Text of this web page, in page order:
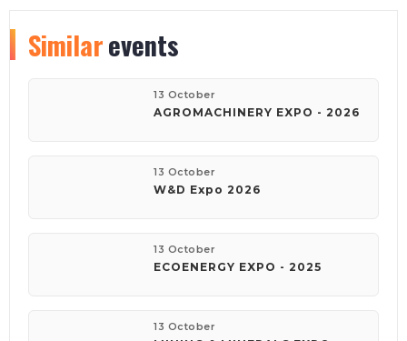
Similarevents
13 October
AGROMACHINERY EXPO - 2026
13 October
W&D Expo 2026
13 October
ECOENERGY EXPO - 2025
13 October